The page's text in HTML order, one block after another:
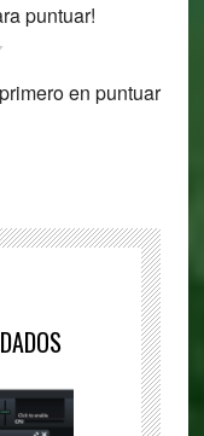
puntuar!
en puntuar